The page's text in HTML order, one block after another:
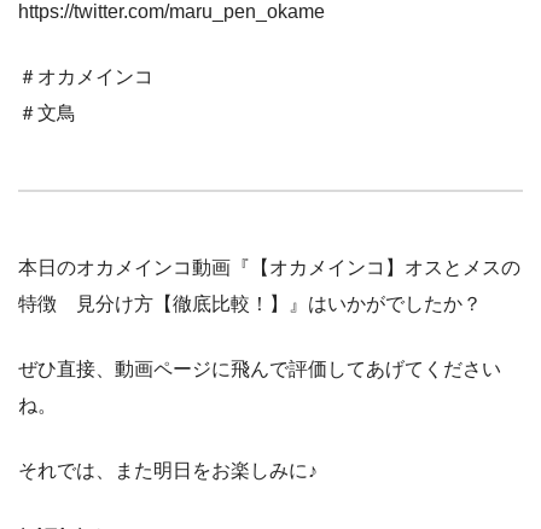
https://twitter.com/maru_pen_okame
＃オカメインコ
＃文鳥
本日のオカメインコ動画『【オカメインコ】オスとメスの
特徴 見分け方【徹底比較！】』はいかがでしたか？
ぜひ直接、動画ページに飛んで評価してあげてください
ね。
それでは、また明日をお楽しみに♪